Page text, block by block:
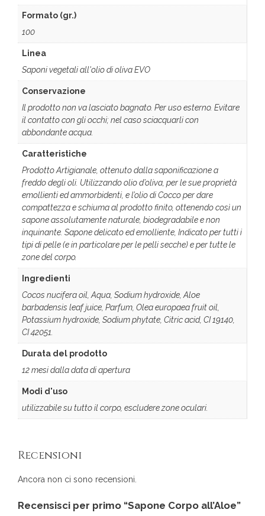
Formato (gr.)
100
Linea
Saponi vegetali all'olio di oliva EVO
Conservazione
Il prodotto non va lasciato bagnato. Per uso esterno. Evitare
il contatto con gli occhi; nel caso sciacquarli con
abbondante acqua.
Caratteristiche
Prodotto Artigianale, ottenuto dalla saponificazione a
freddo degli oli. Utilizzando olio d’oliva, per le sue proprietà
emollienti ed ammorbidenti, e l’olio di Cocco per dare
compattezza e schiuma al prodotto finito, ottenendo così un
sapone assolutamente naturale, biodegradabile e non
inquinante. Sapone delicato ed emolliente, Indicato per tutti i
tipi di pelle (e in particolare per le pelli secche) e per tutte le
zone del corpo.
Ingredienti
Cocos nucifera oil, Aqua, Sodium hydroxide, Aloe
barbadensis leaf juice, Parfum, Olea europaea fruit oil,
Potassium hydroxide, Sodium phytate, Citric acid, CI 19140,
CI 42051.
Durata del prodotto
12 mesi dalla data di apertura
Modi d'uso
utilizzabile su tutto il corpo, escludere zone oculari.
Recensioni
Ancora non ci sono recensioni.
Recensisci per primo “Sapone Corpo all’Aloe”